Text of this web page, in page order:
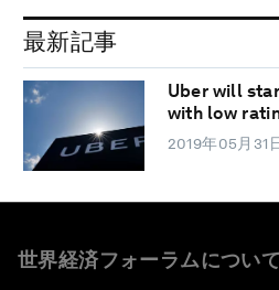
最新記事
Uber will
with low
2019年05月31
世界経済フォーラムについて